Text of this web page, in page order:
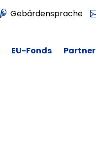
Gebärdensprache
EU-Fonds Partner